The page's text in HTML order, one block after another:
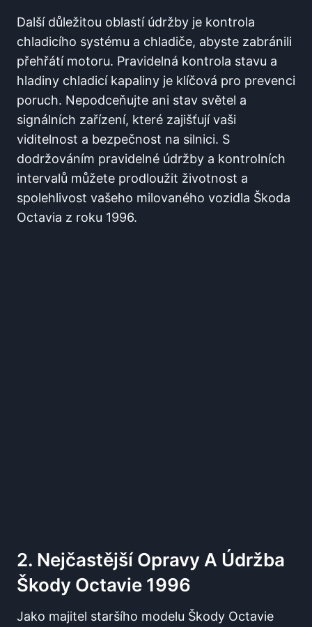
Další důležitou oblastí údržby je kontrola
chladicího systému a chladiče, abyste zabránili
přehřátí motoru. Pravidelná kontrola stavu a
hladiny chladicí kapaliny je klíčová pro prevenci
poruch. Nepodceňujte ani stav světel a
signálních zařízení, které zajišťují vaši
viditelnost a bezpečnost na silnici. S
dodržováním pravidelné údržby a kontrolních
intervalů můžete prodloužit životnost a
spolehlivost vašeho milovaného vozidla Škoda
Octavia z roku 1996.
2. Nejčastější Opravy A Údržba
Škody Octavie 1996
Jako majitel staršího modelu Škody Octavie